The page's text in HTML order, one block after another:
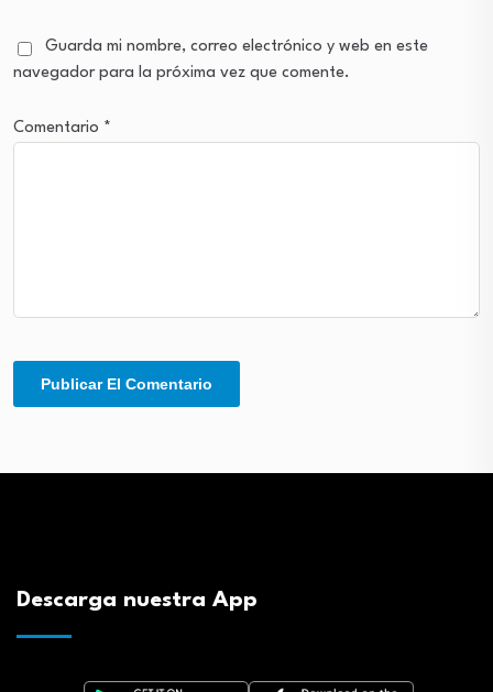
Guarda mi nombre, correo electrónico y web en este
navegador para la próxima vez que comente.
Comentario *
Descarga nuestra App